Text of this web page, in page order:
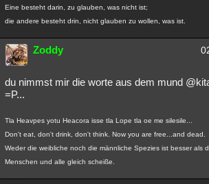
Eine besteht darin, zu glauben, was nicht ist;
die andere besteht drin, nicht glauben zu wollen, was ist.
Zoddy
du nimmst mir die worte aus dem mund
=P...
Tla Heavpes yotu Heacora isse tla Lope tla oe me silesile...
Don't eat, don't drink, don't think. Now you are free...and dead.
Weder die weibliche noch die männliche Spezies ist besser als
Menschen und alle gleich scheiße.